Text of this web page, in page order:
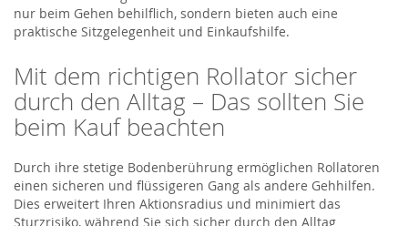
nur beim Gehen behilflich, sondern bieten auch eine
praktische Sitzgelegenheit und Einkaufshilfe.
Mit dem richtigen Rollator sicher
durch den Alltag – Das sollten Sie
beim Kauf beachten
Durch ihre stetige Bodenberührung ermöglichen Rollatoren
einen sicheren und flüssigeren Gang als andere Gehhilfen.
Dies erweitert Ihren Aktionsradius und minimiert das
Sturzrisiko, während Sie sich sicher durch den Alltag